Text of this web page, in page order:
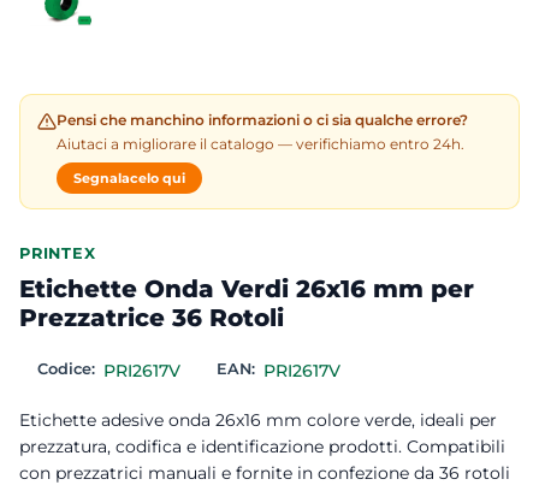
Pensi che manchino informazioni o ci sia qualche errore?
Aiutaci a migliorare il catalogo — verifichiamo entro 24h.
Segnalacelo qui
PRINTEX
Etichette Onda Verdi 26x16 mm per
Prezzatrice 36 Rotoli
Codice: PRI2617V EAN: PRI2617V
Etichette adesive onda 26x16 mm colore verde, ideali per
prezzatura, codifica e identificazione prodotti. Compatibili
con prezzatrici manuali e fornite in confezione da 36 rotoli